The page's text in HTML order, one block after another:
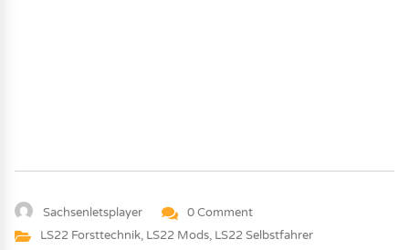
Sachsenletsplayer
0 Comment
LS22 Forsttechnik, LS22 Mods, LS22 Selbstfahrer